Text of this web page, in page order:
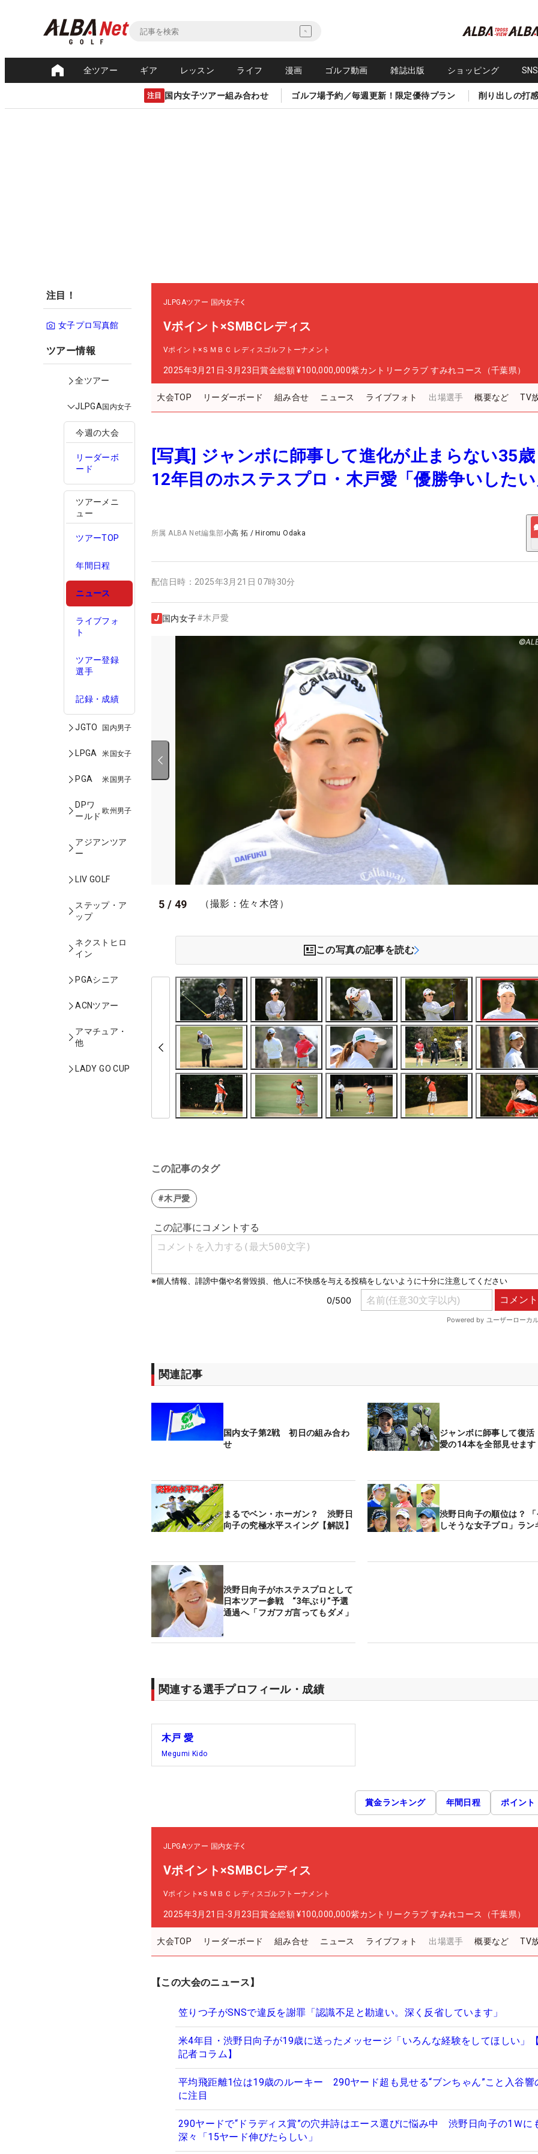
全ツアー ギア レッスン ライフ 漫画 ゴルフ動画 雑誌出版 ショッピング
注目 国内女子ツアー組み合わせ ゴルフ場予約／毎週更新！限定優待プラン 削り出しの打
注目！
女子プロ写真館
ツアー情報
全ツアー
JLPGA国内女子
今週の大会
リーダーボ
ード
ツアーメニ
ュー
ツアーTOP
年間日程
ニュース
ライブフォ
ト
ツアー登録
選手
記録・成績
JGTO 国内男子
LPGA 米国女子
PGA 米国男子
DPワ
ールド
欧州男子
アジアンツア
ー
LIV GOLF
ステップ・ア
ップ
ネクストヒロ
イン
PGAシニア
ACNツアー
アマチュア・
他
LADY GO CUP
JLPGAツアー 国内女子
Vポイント×SMBCレディス
Vポイント×ＳＭＢＣ レディスゴルフトーナメント
2025年3月21日-3月23日賞金総額 ¥100,000,000紫カントリークラブ すみれコース（千葉県）
大会TOP リーダーボード 組み合せ ニュース ライブフォト 出場選手 概要など TV
[写真] ジャンボに師事して進化が止まらない35
12年目のホステスプロ・木戸愛「優勝争いした
所属ALBA Net編集部小高 拓 / Hiromu Odaka
配信日時： 2025年3月21日 07時30分
国内女子#木戸愛
5 / 49 （撮影：佐々木啓）
この写真の記事を読む
この記事のタグ
#木戸愛
関連記事
国内女子第2戦 初日の組み合わ
せ
ジャンボに師事して復
愛の14本を全部見せます
まるでベン・ホーガン？ 渋野日
向子の究極水平スイング【解説】
渋野日向子の順位は？
しそうな女子プロ」ラン
渋野日向子がホステスプロとして
日本ツアー参戦 “3年ぶり”予選
通過へ「フガフガ言ってもダメ」
関連する選手プロフィール・成績
木戸 愛
Megumi Kido
賞金ランキング 年間日程 ポイント
JLPGAツアー 国内女子
Vポイント×SMBCレディス
Vポイント×ＳＭＢＣ レディスゴルフトーナメント
2025年3月21日-3月23日賞金総額 ¥100,000,000紫カントリークラブ すみれコース（千葉県）
大会TOP リーダーボード 組み合せ ニュース ライブフォト 出場選手 概要など TV
【この大会のニュース】
笠りつ子がSNSで違反を謝罪「認識不足と勘違い。深く反省しています」
米4年目・渋野日向子が19歳に送ったメッセージ「いろんな経験をしてほしい」
記者コラム】
平均飛距離1位は19歳のルーキー 290ヤード超も見せる“ブンちゃん”こと入谷響
に注目
290ヤードで“ドラディス賞”の穴井詩はエース選びに悩み中 渋野日向子の1Ｗに
深々「15ヤード伸びたらしい」